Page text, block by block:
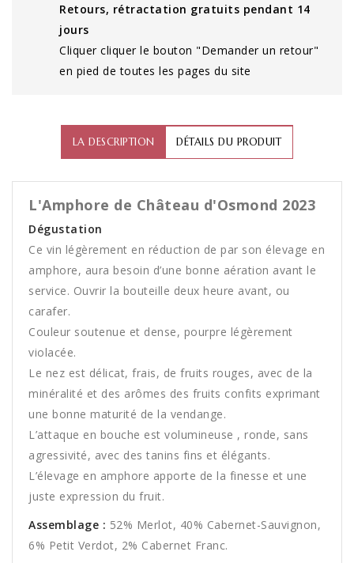
Retours, rétractation gratuits pendant 14
jours
Cliquer cliquer le bouton "Demander un retour"
en pied de toutes les pages du site
LA DESCRIPTION DÉTAILS DU PRODUIT
L'Amphore de Château d'Osmond 2023
Dégustation
Ce vin légèrement en réduction de par son élevage en
amphore, aura besoin d’une bonne aération avant le
service. Ouvrir la bouteille deux heure avant, ou
carafer.
Couleur soutenue et dense, pourpre légèrement
violacée.
Le nez est délicat, frais, de fruits rouges, avec de la
minéralité et des arômes des fruits confits exprimant
une bonne maturité de la vendange.
L’attaque en bouche est volumineuse , ronde, sans
agressivité, avec des tanins fins et élégants.
L’élevage en amphore apporte de la finesse et une
juste expression du fruit.
Assemblage : 52% Merlot, 40% Cabernet-Sauvignon,
6% Petit Verdot, 2% Cabernet Franc.